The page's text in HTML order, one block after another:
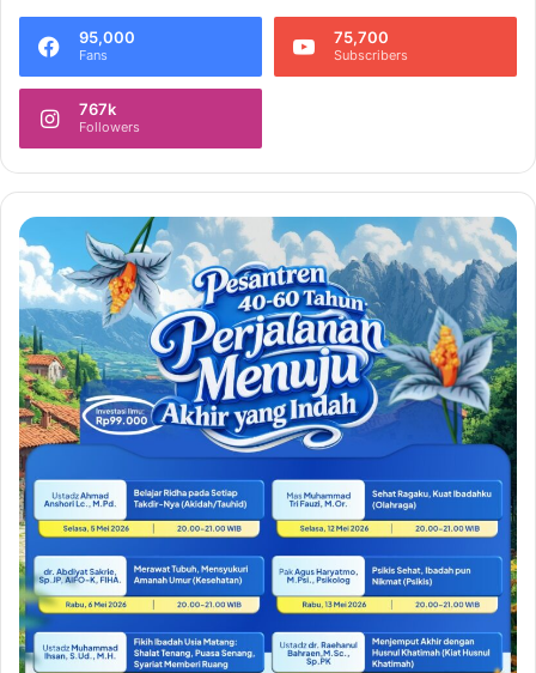
95,000
Fans
75,700
Subscribers
767k
Followers